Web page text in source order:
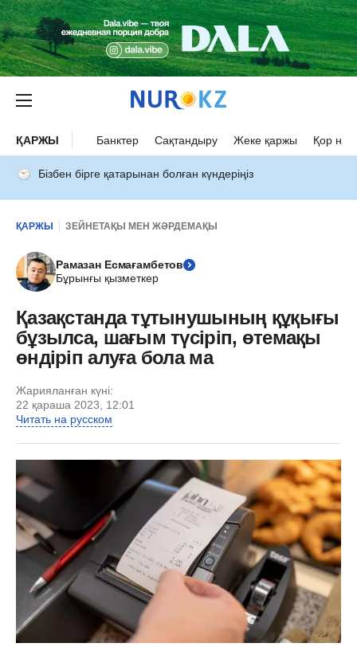
ҚАРЖЫ Банктер Сақтандыру Жеке қаржы Қор
Бізбен бірге қатарынан болған күндеріңіз
ҚАРЖЫ ЗЕЙНЕТАҚЫ МЕН ЖӘРДЕМАҚЫ
Рамазан Есмағамбетов
Бұрынғы қызметкер
Қазақстанда тұтынушының құқығы
бұзылса, шағым түсіріп, өтемақы
өндіріп алуға бола ма
Жарияланған күні:
22 қараша 2023, 12:01
Читать на русском